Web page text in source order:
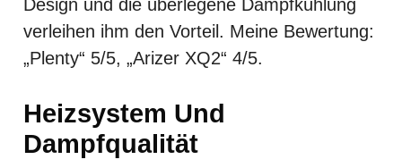
Design und die überlegene Dampfkühlung
verleihen ihm den Vorteil. Meine Bewertung:
„Plenty“ 5/5, „Arizer XQ2“ 4/5.
Heizsystem Und
Dampfqualität